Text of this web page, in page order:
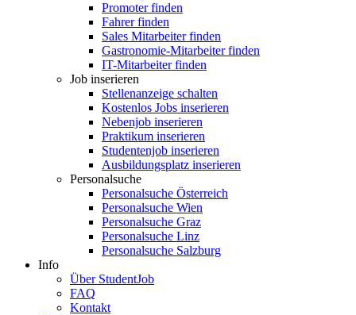
Promoter finden
Fahrer finden
Sales Mitarbeiter finden
Gastronomie-Mitarbeiter finden
IT-Mitarbeiter finden
Job inserieren
Stellenanzeige schalten
Kostenlos Jobs inserieren
Nebenjob inserieren
Praktikum inserieren
Studentenjob inserieren
Ausbildungsplatz inserieren
Personalsuche
Personalsuche Österreich
Personalsuche Wien
Personalsuche Graz
Personalsuche Linz
Personalsuche Salzburg
Info
Über StudentJob
FAQ
Kontakt